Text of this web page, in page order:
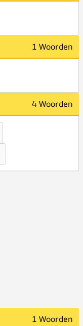
1 Woorden
4 Woorden
1 Woorden